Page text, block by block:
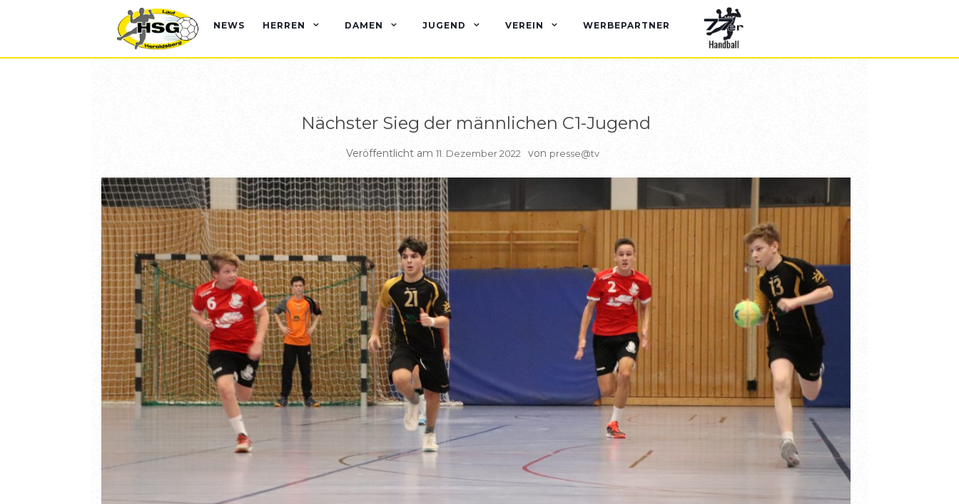
NEWS HERREN DAMEN JUGEND VEREIN WERBEPARTNER
Nächster Sieg der männlichen C1-Jugend
Veröffentlicht am 11. Dezember 2022 von presse@tv